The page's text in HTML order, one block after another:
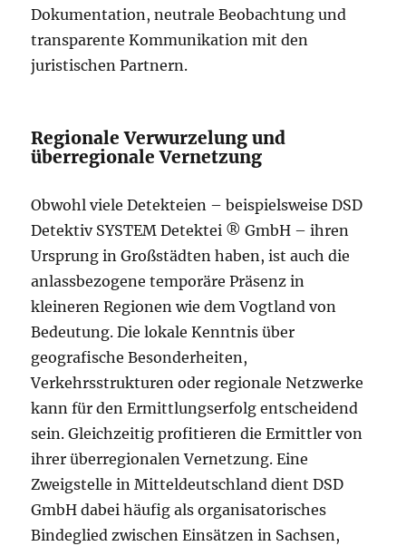
Dokumentation, neutrale Beobachtung und
transparente Kommunikation mit den
juristischen Partnern.
Regionale Verwurzelung und
überregionale Vernetzung
Obwohl viele Detekteien – beispielsweise DSD
Detektiv SYSTEM Detektei ® GmbH – ihren
Ursprung in Großstädten haben, ist auch die
anlassbezogene temporäre Präsenz in
kleineren Regionen wie dem Vogtland von
Bedeutung. Die lokale Kenntnis über
geografische Besonderheiten,
Verkehrsstrukturen oder regionale Netzwerke
kann für den Ermittlungserfolg entscheidend
sein. Gleichzeitig profitieren die Ermittler von
ihrer überregionalen Vernetzung. Eine
Zweigstelle in Mitteldeutschland dient DSD
GmbH dabei häufig als organisatorisches
Bindeglied zwischen Einsätzen in Sachsen,